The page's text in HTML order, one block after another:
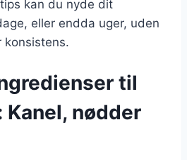
kan du nyde dit
eller endda uger, uden
konsistens.
til
Kanel, nødder